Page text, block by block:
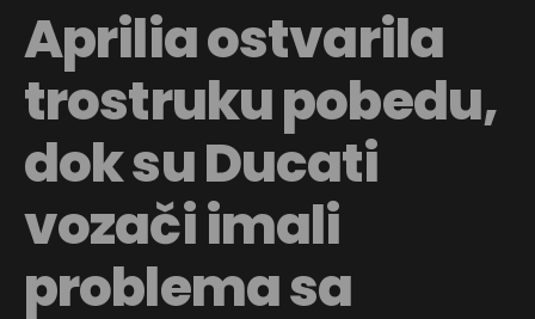
Aprilia ostvarila
trostruku pobedu,
dok su Ducati
vozači imali
problema sa